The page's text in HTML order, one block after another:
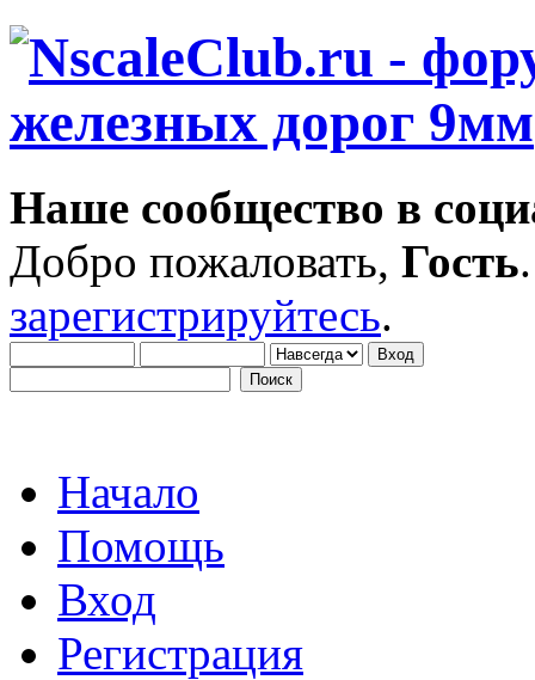
Наше сообщество в
Добро пожаловать, Гость
зарегистрируйтесь.
Начало
Помощь
Вход
Регистрация